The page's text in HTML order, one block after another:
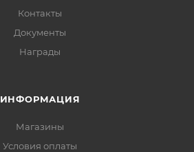
Контакты
Документы
Награды
ИНФОРМАЦИЯ
Магазины
Условия оплаты